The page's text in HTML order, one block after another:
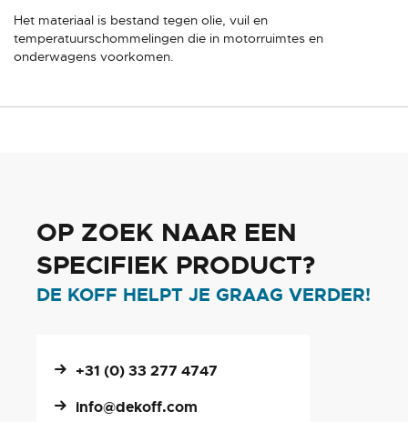
Het materiaal is bestand tegen olie, vuil en
temperatuurschommelingen die in motorruimtes en
onderwagens voorkomen.
OP ZOEK NAAR EEN
SPECIFIEK PRODUCT?
DE KOFF HELPT JE GRAAG VERDER!
+31 (0) 33 277 4747
info@dekoff.com